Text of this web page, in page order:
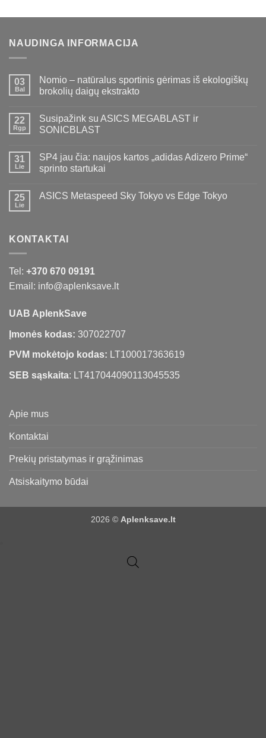
NAUDINGA INFORMACIJA
03
Bal
Nomio – natūralus sportinis gėrimas iš ekologiškų
brokolių daigų ekstrakto
22
Rgp
Susipažink su ASICS MEGABLAST ir
SONICBLAST
31
Lie
SP4 jau čia: naujos kartos „adidas Adizero Prime“
sprinto startukai
25
Lie
ASICS Metaspeed Sky Tokyo vs Edge Tokyo
KONTAKTAI
Tel: +370 670 09191
Email: info@aplenksave.lt
UAB AplenkSave
Įmonės kodas: 307022707
PVM mokėtojo kodas: LT100017363619
SEB sąskaita: LT417044090113045535
Apie mus
Kontaktai
Prekių pristatymas ir grąžinimas
Atsiskaitymo būdai
2026 © Aplenksave.lt